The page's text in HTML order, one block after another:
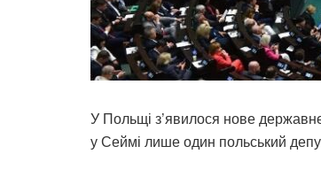
У Польщі з’явилося нове
у Сеймі лише один польський